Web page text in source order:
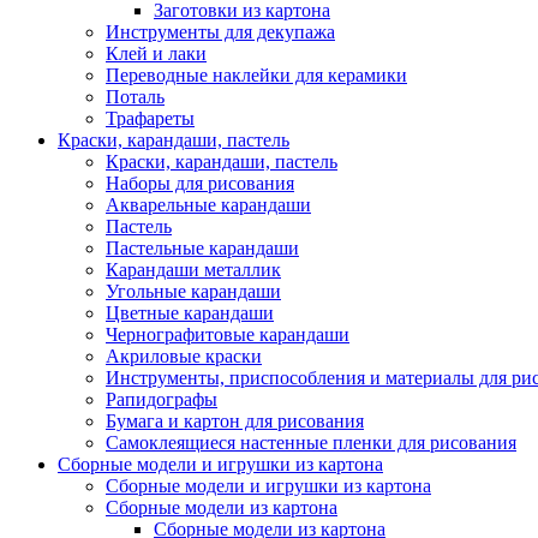
Заготовки из картона
Инструменты для декупажа
Клей и лаки
Переводные наклейки для керамики
Поталь
Трафареты
Краски, карандаши, пастель
Краски, карандаши, пастель
Наборы для рисования
Акварельные карандаши
Пастель
Пастельные карандаши
Карандаши металлик
Угольные карандаши
Цветные карандаши
Чернографитовые карандаши
Акриловые краски
Инструменты, приспособления и материалы для
Рапидографы
Бумага и картон для рисования
Самоклеящиеся настенные пленки для рисования
Сборные модели и игрушки из картона
Сборные модели и игрушки из картона
Сборные модели из картона
Сборные модели из картона